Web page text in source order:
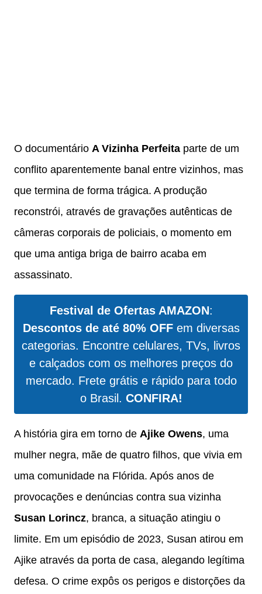
O documentário A Vizinha Perfeita parte de um
conflito aparentemente banal entre vizinhos, mas
que termina de forma trágica. A produção
reconstrói, através de gravações autênticas de
câmeras corporais de policiais, o momento em
que uma antiga briga de bairro acaba em
assassinato.
Festival de Ofertas AMAZON:
Descontos de até 80% OFFem diversas
categorias. Encontre celulares, TVs, livros
e calçados com os melhores preços do
mercado. Frete grátis e rápido para todo
o Brasil. CONFIRA!
A história gira em torno de Ajike Owens, uma
mulher negra, mãe de quatro filhos, que vivia em
uma comunidade na Flórida. Após anos de
provocações e denúncias contra sua vizinha
Susan Lorincz, branca, a situação atingiu o
limite. Em um episódio de 2023, Susan atirou em
Ajike através da porta de casa, alegando legítima
defesa. O crime expôs os perigos e distorções da